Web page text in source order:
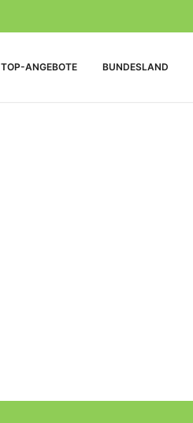
TOP-ANGEBOTE BUNDESLAND